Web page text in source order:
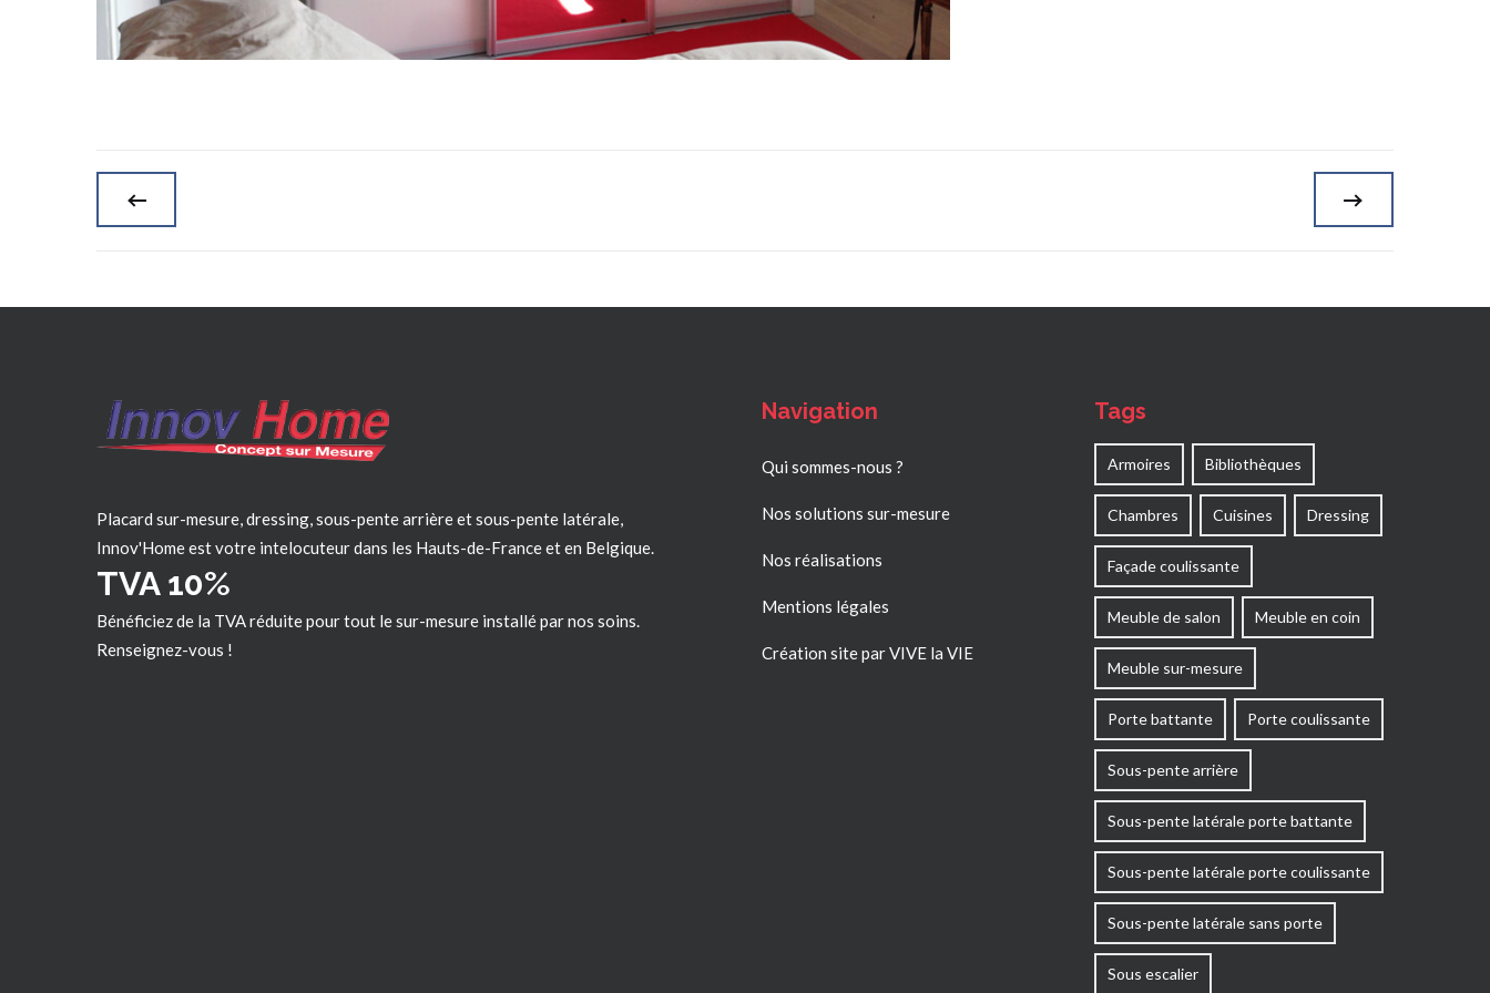
Placard sur-mesure, dressing, sous-pente arrière et sous-pente latérale,
Innov'Home est votre intelocuteur dans les Hauts-de-Franceet en Belgique.
TVA 10%
Bénéficiez de la TVA réduite pour tout le sur-mesure installé par nos soins.
Renseignez-vous !
Navigation
Qui sommes-nous ?
Nos solutions sur-mesure
Nos réalisations
Mentions légales
Création site par VIVE la VIE
Tags
Armoires Bibliothèques
Chambres Cuisines Dressing
Façade coulissante
Meuble de salon Meuble en coin
Meuble sur-mesure
Porte battante Porte coulissante
Sous-pente arrière
Sous-pente latérale porte battante
Sous-pente latérale porte coulissante
Sous-pente latérale sans porte
Sous escalier